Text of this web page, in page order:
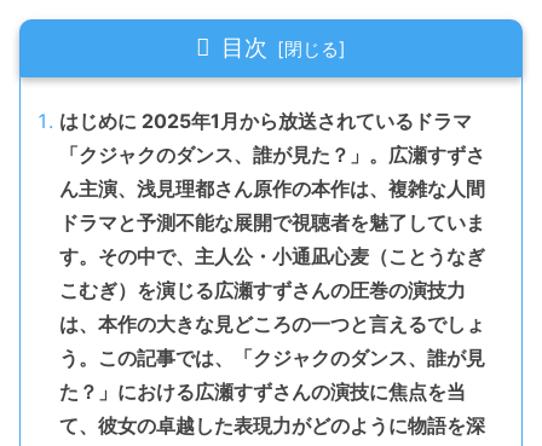
目次
はじめに 2025年1月から放送されているドラマ
「クジャクのダンス、誰が見た？」。広瀬すずさ
ん主演、浅見理都さん原作の本作は、複雑な人間
ドラマと予測不能な展開で視聴者を魅了していま
す。その中で、主人公・小通凪心麦（ことうなぎ
こむぎ）を演じる広瀬すずさんの圧巻の演技力
は、本作の大きな見どころの一つと言えるでしょ
う。この記事では、「クジャクのダンス、誰が見
た？」における広瀬すずさんの演技に焦点を当
て、彼女の卓越した表現力がどのように物語を深